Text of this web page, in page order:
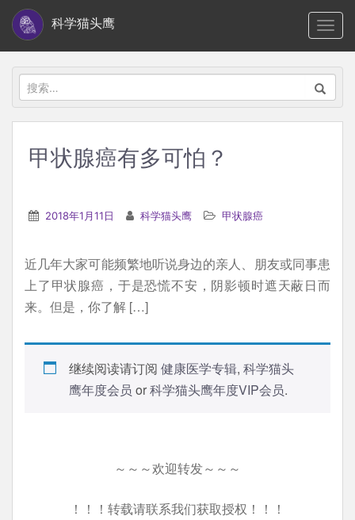
i
科学猫头鹰
搜
索：
甲状腺癌有多可怕？
2018年1月11日 科学猫头鹰 甲状腺癌
近几年大家可能频繁地听说身边的亲人、朋友或同事患
上了甲状腺癌，于是恐慌不安，阴影顿时遮天蔽日而
来。但是，你了解 […]
继续阅读请订阅 健康医学专辑, 科学猫头
鹰年度会员 or科学猫头鹰年度VIP会员.
～～～欢迎转发～～～
！！！转载请联系我们获取授权！！！